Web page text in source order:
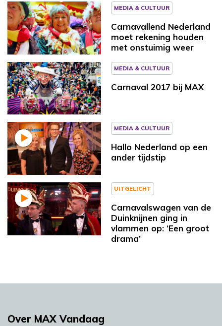
MEDIA & CULTUUR
Carnavallend Nederland
moet rekening houden
met onstuimig weer
MEDIA & CULTUUR
Carnaval 2017 bij MAX
MEDIA & CULTUUR
Hallo Nederland op een
ander tijdstip
UITGELICHT
Carnavalswagen van de
Duinknijnen ging in
vlammen op: ‘Een groot
drama’
Over MAX Vandaag